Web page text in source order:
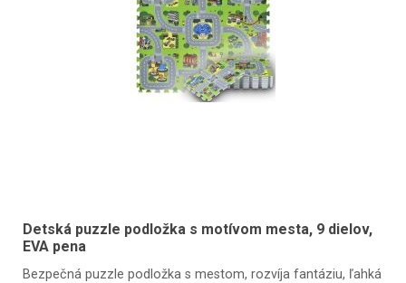
Detská puzzle podložka s motívom mesta, 9 dielov,
EVA pena
Bezpečná puzzle podložka s mestom, rozvíja fantáziu, ľahká